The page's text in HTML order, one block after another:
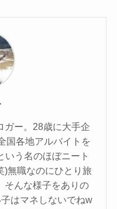
ガー。28歳に大手企
国各地アルバイトを
いう名のほぼニート
)無職なのにひとり旅
そんな様子をありの
はマネしないでねw